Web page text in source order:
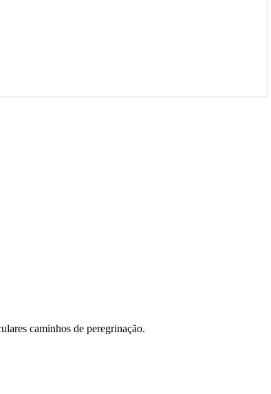
caminhos de peregrinação.